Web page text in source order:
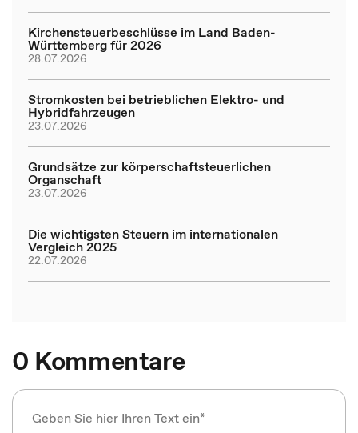
Kirchensteuerbeschlüsse im Land Baden-
Württemberg für 2026
28.07.2026
Stromkosten bei betrieblichen Elektro- und
Hybridfahrzeugen
23.07.2026
Grundsätze zur körperschaftsteuerlichen
Organschaft
23.07.2026
Die wichtigsten Steuern im internationalen
Vergleich 2025
22.07.2026
0 Kommentare